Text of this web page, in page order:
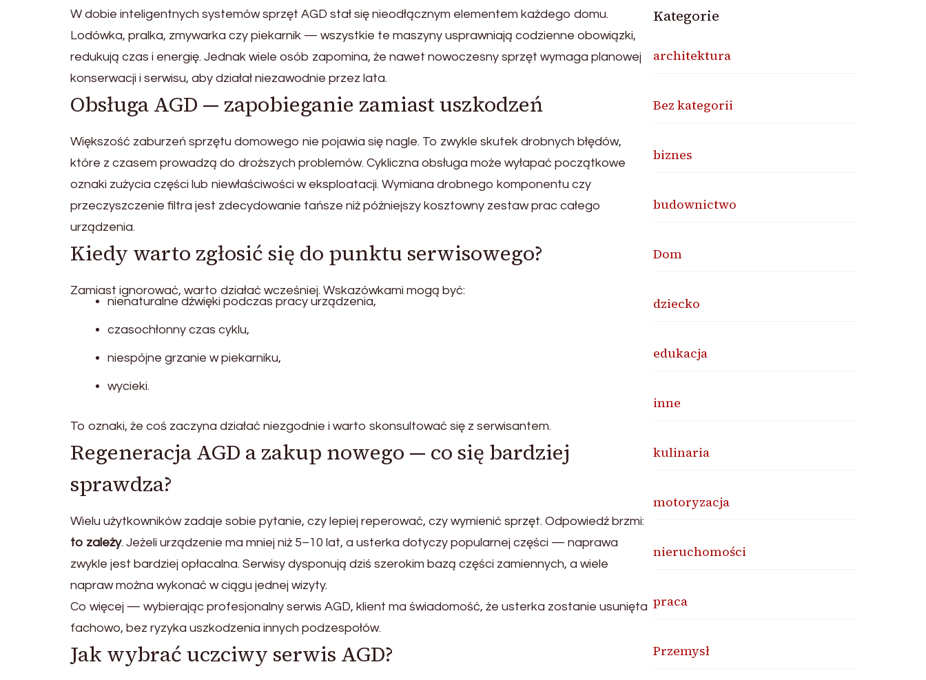
W dobie inteligentnych systemów sprzęt AGD stał się nieodłącznym elementem każdego domu.
Lodówka, pralka, zmywarka czy piekarnik — wszystkie te maszyny usprawniają codzienne obowiązki,
redukują czas i energię. Jednak wiele osób zapomina, że nawet nowoczesny sprzęt wymaga planowej
konserwacji i serwisu, aby działał niezawodnie przez lata.
Obsługa AGD — zapobieganie zamiast uszkodzeń
Większość zaburzeń sprzętu domowego nie pojawia się nagle. To zwykle skutek drobnych błędów,
które z czasem prowadzą do droższych problemów. Cykliczna obsługa może wyłapać początkowe
oznaki zużycia części lub niewłaściwości w eksploatacji. Wymiana drobnego komponentu czy
przeczyszczenie filtra jest zdecydowanie tańsze niż późniejszy kosztowny zestaw prac całego
urządzenia.
Kiedy warto zgłosić się do punktu serwisowego?
Zamiast ignorować, warto działać wcześniej. Wskazówkami mogą być:
nienaturalne dźwięki podczas pracy urządzenia,
czasochłonny czas cyklu,
niespójne grzanie w piekarniku,
wycieki.
To oznaki, że coś zaczyna działać niezgodnie i warto skonsultować się z serwisantem.
Regeneracja AGD a zakup nowego — co się bardziej
sprawdza?
Wielu użytkowników zadaje sobie pytanie, czy lepiej reperować, czy wymienić sprzęt. Odpowiedź brzmi:
to zależy. Jeżeli urządzenie ma mniej niż 5–10 lat, a usterka dotyczy popularnej części — naprawa
zwykle jest bardziej opłacalna. Serwisy dysponują dziś szerokim bazą części zamiennych, a wiele
napraw można wykonać w ciągu jednej wizyty.
Co więcej — wybierając profesjonalny serwis AGD, klient ma świadomość, że usterka zostanie usunięta
fachowo, bez ryzyka uszkodzenia innych podzespołów.
Jak wybrać uczciwy serwis AGD?
Kategorie
architektura
Bez kategorii
biznes
budownictwo
Dom
dziecko
edukacja
inne
kulinaria
motoryzacja
nieruchomości
praca
Przemysł